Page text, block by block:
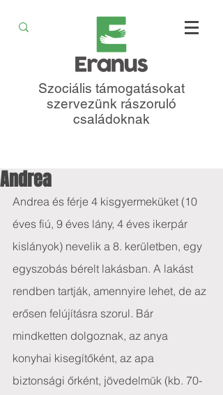
Szociális támogatásokat
szervezünk rászoruló
családoknak
Andrea
Andrea és férje 4 kisgyermeküket (10
éves fiú, 9 éves lány, 4 éves ikerpár
kislányok) nevelik a 8. kerületben, egy
egyszobás bérelt lakásban. A lakást
rendben tartják, amennyire lehet, de az
erősen felújításra szorul. Bár
mindketten dolgoznak, az anya
konyhai kisegítőként, az apa
biztonsági őrként, jövedelmük (kb. 70-